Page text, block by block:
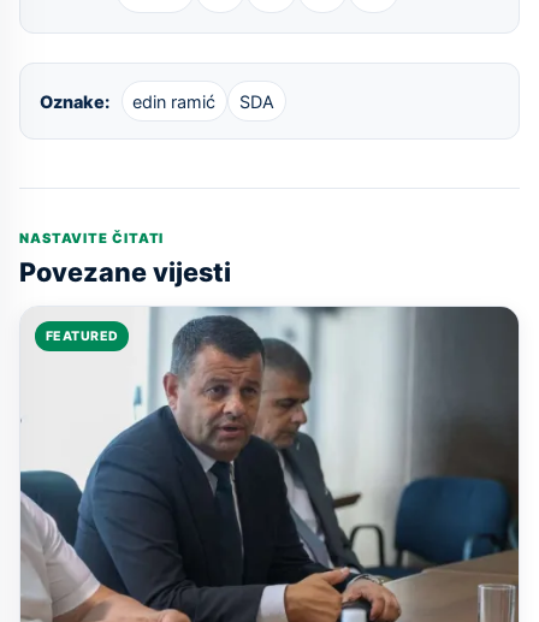
Oznake: edin ramić SDA
NASTAVITE ČITATI
Povezane vijesti
FEATURED